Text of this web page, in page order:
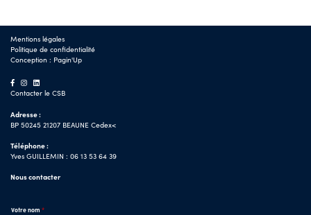
Mentions légales
Politique de confidentialité
Conception : Pagin'Up
Contacter le CSB
Adresse :
BP 50245 21207 BEAUNE Cedex<
Téléphone :
Yves GUILLEMIN : 06 13 53 64 39
Nous contacter
Votre nom *